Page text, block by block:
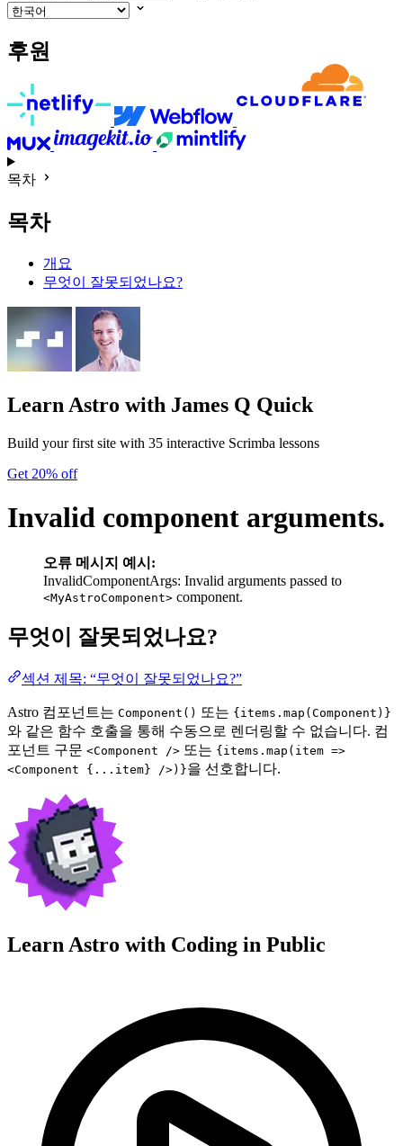
후원
목차
목차
개요
무엇이 잘못되었나요?
Learn Astro with James Q Quick
Build your first site with 35 interactive Scrimba lessons
Get 20% off
Invalid component arguments.
오류 메시지 예시:
InvalidComponentArgs: Invalid arguments passed to
<MyAstroComponent> component.
무엇이 잘못되었나요?
섹션 제목: “무엇이 잘못되었나요?”
Astro 컴포넌트는 Component() 또는 {items.map(Component)}
와 같은 함수 호출을 통해 수동으로 렌더링할 수 없습니다. 컴
포넌트 구문 <Component /> 또는 {items.map(item =>
<Component {...item} />)}을 선호합니다.
Learn Astro with Coding in Public